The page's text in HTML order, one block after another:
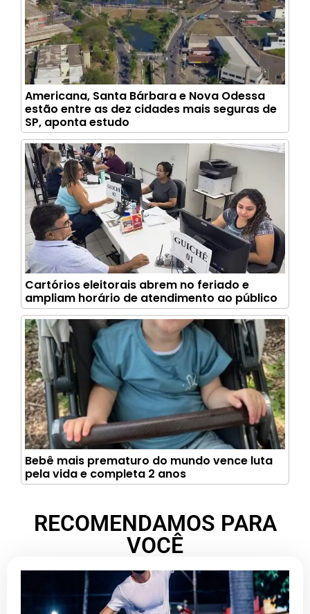
Americana, Santa Bárbara e Nova Odessa
estão entre as dez cidades mais seguras de
SP, aponta estudo
Cartórios eleitorais abrem no feriado e
ampliam horário de atendimento ao público
Bebê mais prematuro do mundo vence luta
pela vida e completa 2 anos
RECOMENDAMOS PARA
VOCÊ